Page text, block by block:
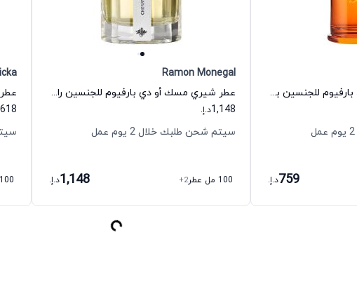
عطر كوم إيل سول أو دي بارفيوم للجنسين بویس 1920
759د.إ.
Ramon Monegal
عطر شيري مسك أو دي بارفيوم للجنسين رامون مونيجال
1,148د.إ.
سيتم شحن طلبك خلال 2 يوم عمل
100 مل عطر +2
1,148د.إ.
618
100 مل عطر